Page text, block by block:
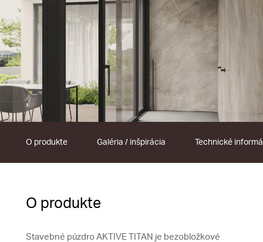
O produkte Galéria / inšpirácia Technické
O produkte
Stavebné púzdro AKTIVE TITAN je bezobložkové